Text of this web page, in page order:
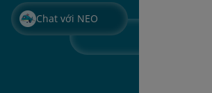
Chat với NEO